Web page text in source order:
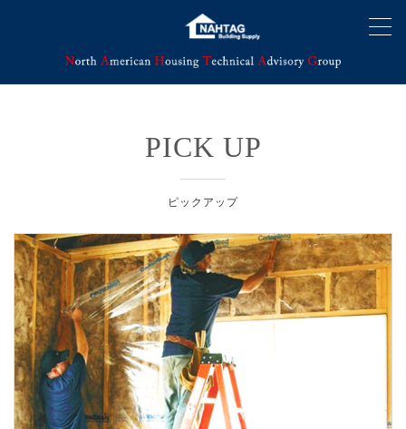
PICK UP
ピックアップ